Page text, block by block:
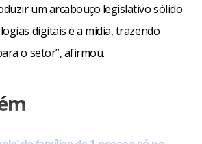
um arcabouço legislativo sólido
digitais e a mídia, trazendo
o setor”, afirmou.